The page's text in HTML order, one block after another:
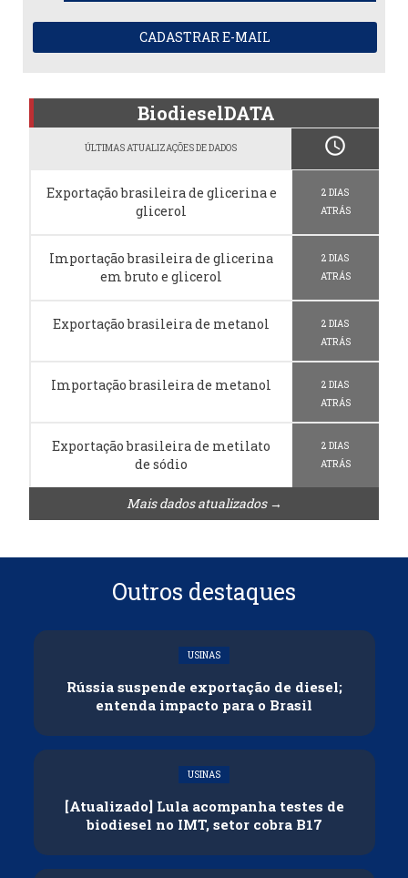
CADASTRAR E-MAIL
BiodieselDATA
ÚLTIMAS ATUALIZAÇÕES DE DADOS schedule
Exportação brasileira de glicerina e
glicerol
2 DIAS
ATRÁS
Importação brasileira de glicerina
em bruto e glicerol
2 DIAS
ATRÁS
Exportação brasileira de metanol
2 DIAS
ATRÁS
Importação brasileira de metanol
2 DIAS
ATRÁS
Exportação brasileira de metilato
de sódio
2 DIAS
ATRÁS
Mais dados atualizados →
Outros destaques
USINAS
Rússia suspende exportação de diesel;
entenda impacto para o Brasil
USINAS
[Atualizado] Lula acompanha testes de
biodiesel no IMT, setor cobra B17